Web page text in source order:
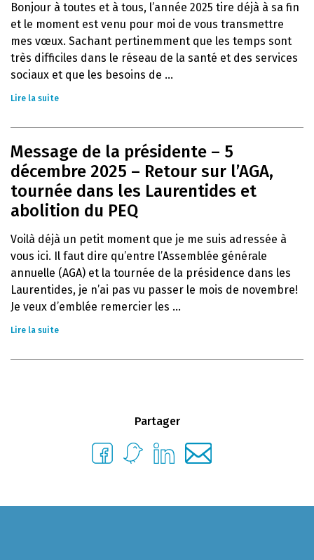
Bonjour à toutes et à tous, l’année 2025 tire déjà à sa fin
et le moment est venu pour moi de vous transmettre
mes vœux. Sachant pertinemment que les temps sont
très difficiles dans le réseau de la santé et des services
sociaux et que les besoins de ...
Lire la suite
Message de la présidente – 5
décembre 2025 – Retour sur l’AGA,
tournée dans les Laurentides et
abolition du PEQ
Voilà déjà un petit moment que je me suis adressée à
vous ici. Il faut dire qu’entre l’Assemblée générale
annuelle (AGA) et la tournée de la présidence dans les
Laurentides, je n’ai pas vu passer le mois de novembre!
Je veux d’emblée remercier les ...
Lire la suite
Partager